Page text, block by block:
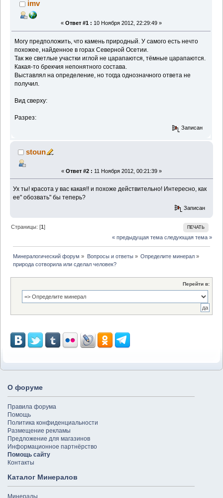
imv
« Ответ #1 : 10 Ноября 2012, 22:29:49 »
Могу предположить, что камень природный. У самого есть нечто
похожее, найденное в горах Северной Осетии.
Так же светлые участки иглой не царапаются, тёмные царапаются.
Какая-то брекчия непонятного состава.
Выставлял на определение, но тогда однозначного ответа не
получил.
Вид сверху:
Разрез:
Записан
stoun
« Ответ #2 : 11 Ноября 2012, 00:21:39 »
Ух ты! красота у вас какая!! и похоже действительно! Интересно, как
ее" обозвать" бы теперь?
Записан
ПЕЧАТЬ
Страницы: [1]
« предыдущая тема следующая тема »
Минералогический форум » Вопросы и ответы» Определите минерал»
природа сотворила или сделал человек?
Перейти в:
О форуме
Правила форума
Помощь
Политика конфиденциальности
Размещение рекламы
Предложение для магазинов
Информационное партнёрство
Помощь сайту
Контакты
Каталог Минералов